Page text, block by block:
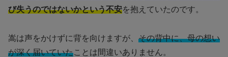
び失うのではないかという不安を抱えていたのです。
嵩は声をかけずに背を向けますが、 その背中に、母の想い
が深く届いていたことは間違いありません。